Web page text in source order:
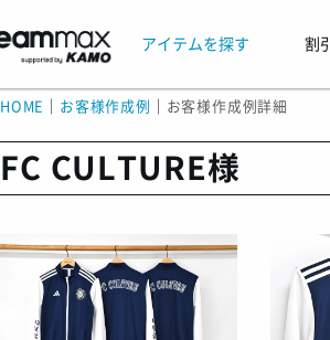
アイテムを探す 割
HOME お客様作成例 お客様作成例詳細
FC CULTURE様